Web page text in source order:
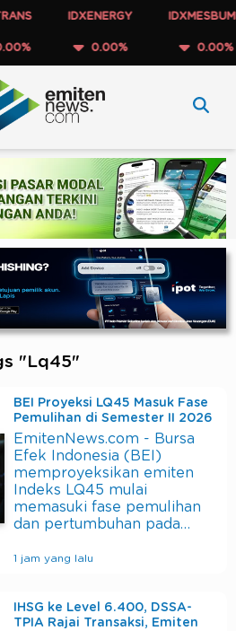
IDXENERGY
0.00%
IDXMESBUMN
0.00%
"Lq45"
BEI Proyeksi LQ45 Masuk Fase
Pemulihan di Semester II 2026
EmitenNews.com - Bursa
Efek Indonesia (BEI)
memproyeksikan emiten
Indeks LQ45 mulai
memasuki fase pemulihan
dan pertumbuhan pada…
1 jam yang lalu
IHSG ke Level 6.400, DSSA-
TPIA Rajai Transaksi, Emiten